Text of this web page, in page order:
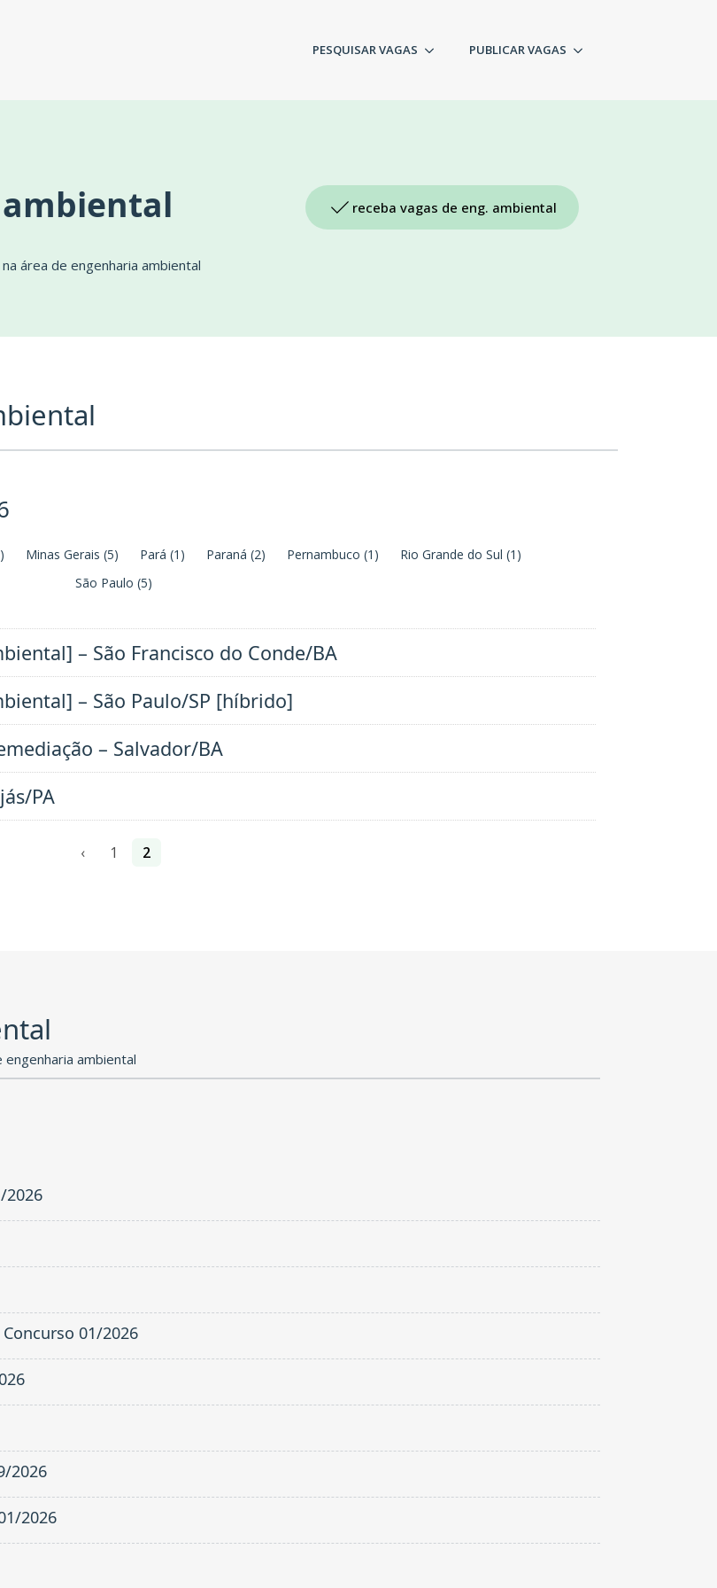
PESQUISAR VAGAS PUBLICAR VAGAS
área de engenharia ambiental
receba vagas de eng. ambiental
Minas Gerais (5) Pará (1) Paraná (2) Pernambuco (1) Rio Grande do Sul (1)
São Paulo (5)
– São Francisco do Conde/BA
– São Paulo/SP [híbrido]
– Salvador/BA
PA
‹ 1 2
ambiental
2026
01/2026
2026
2026